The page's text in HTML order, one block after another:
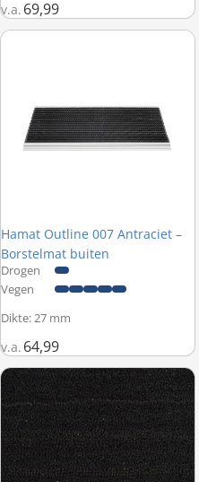
v.a. 69,99
Hamat Outline 007 Antraciet –
Hamat Outline 007 Antraciet –
Borstelmat buiten
Drogen
Vegen
Dikte: 27 mm
v.a. 64,99
Kokosmat Antraciet - 17 mm dik